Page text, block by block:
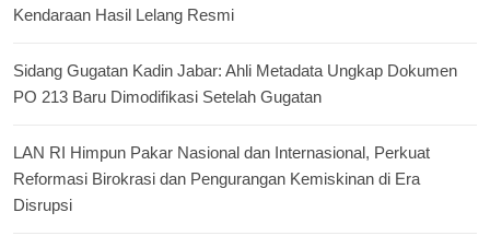
Kendaraan Hasil Lelang Resmi
Sidang Gugatan Kadin Jabar: Ahli Metadata Ungkap Dokumen
PO 213 Baru Dimodifikasi Setelah Gugatan
LAN RI Himpun Pakar Nasional dan Internasional, Perkuat
Reformasi Birokrasi dan Pengurangan Kemiskinan di Era
Disrupsi